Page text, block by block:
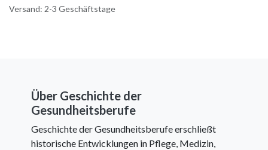
Versand: 2-3 Geschäftstage
Über Geschichte der
Gesundheitsberufe
Geschichte der Gesundheitsberufe erschließt
historische Entwicklungen in Pflege, Medizin,